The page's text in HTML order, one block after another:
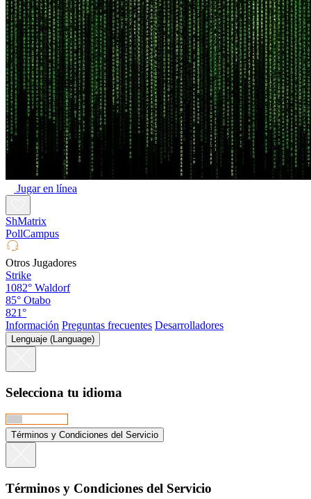
Jugar en línea
ShMatrix
PollCampus
Otros Jugadores
Strike
1082° Waldorf
85° Otabo
821°
Información Preguntas frecuentes Desarrolladores
Lenguaje (Language)
Selecciona tu idioma
Términos y Condiciones del Servicio
Términos y Condiciones del Servicio